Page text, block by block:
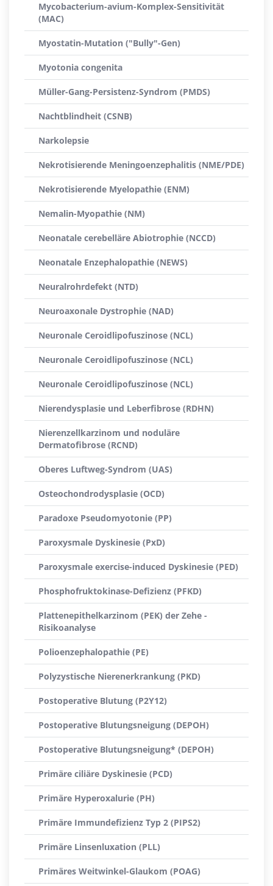
Mycobacterium-avium-Komplex-Sensitivität
(MAC)
Myostatin-Mutation ("Bully"-Gen)
Myotonia congenita
Müller-Gang-Persistenz-Syndrom (PMDS)
Nachtblindheit (CSNB)
Narkolepsie
Nekrotisierende Meningoenzephalitis (NME/PDE)
Nekrotisierende Myelopathie (ENM)
Nemalin-Myopathie (NM)
Neonatale cerebelläre Abiotrophie (NCCD)
Neonatale Enzephalopathie (NEWS)
Neuralrohrdefekt (NTD)
Neuroaxonale Dystrophie (NAD)
Neuronale Ceroidlipofuszinose (NCL)
Neuronale Ceroidlipofuszinose (NCL)
Neuronale Ceroidlipofuszinose (NCL)
Nierendysplasie und Leberfibrose (RDHN)
Nierenzellkarzinom und noduläre
Dermatofibrose (RCND)
Oberes Luftweg-Syndrom (UAS)
Osteochondrodysplasie (OCD)
Paradoxe Pseudomyotonie (PP)
Paroxysmale Dyskinesie (PxD)
Paroxysmale exercise-induced Dyskinesie (PED)
Phosphofruktokinase-Defizienz (PFKD)
Plattenepithelkarzinom (PEK) der Zehe -
Risikoanalyse
Polioenzephalopathie (PE)
Polyzystische Nierenerkrankung (PKD)
Postoperative Blutung (P2Y12)
Postoperative Blutungsneigung (DEPOH)
Postoperative Blutungsneigung* (DEPOH)
Primäre ciliäre Dyskinesie (PCD)
Primäre Hyperoxalurie (PH)
Primäre Immundefizienz Typ 2 (PIPS2)
Primäre Linsenluxation (PLL)
Primäres Weitwinkel-Glaukom (POAG)